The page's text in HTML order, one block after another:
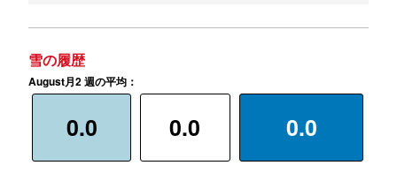
雪の履歴
August月2 週の平均：
0.0 0.0 0.0